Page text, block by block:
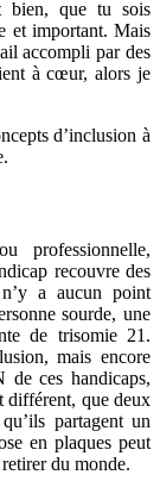
bien, que tu sois
et important. Mais
accompli par des
à cœur, alors je
d’inclusion à
professionnelle,
recouvre des
a aucun point
sourde, une
de trisomie 21.
mais encore
ces handicaps,
différent, que deux
partagent un
en plaques peut
du monde.